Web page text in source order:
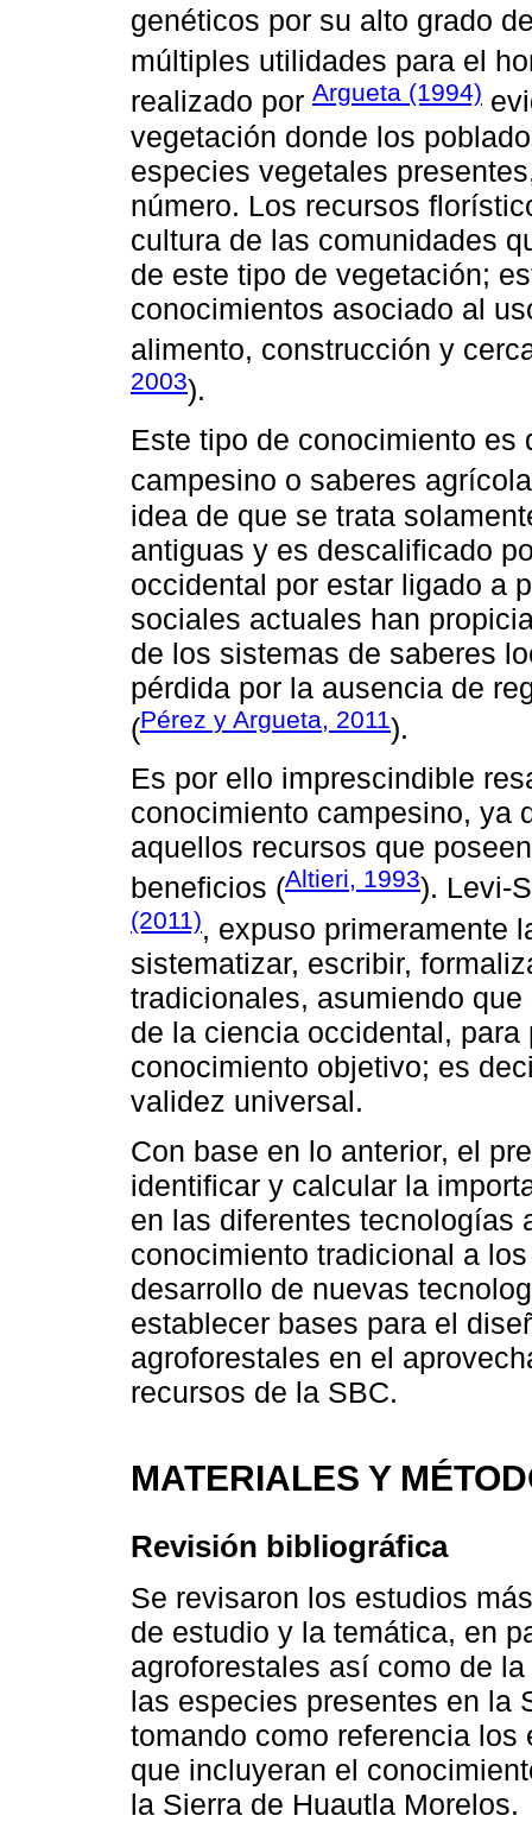
genéticos por su alto grado
múltiples utilidades para el
realizado por Argueta (1994)
vegetación donde los
especies vegetales
número. Los recursos
cultura de las comunidades
de este tipo de vegetación;
conocimientos asociado al
alimento, construcción y
2003).
Este tipo de conocimiento
campesino o saberes
idea de que se trata
antiguas y es descalificado
occidental por estar ligado a
sociales actuales han
de los sistemas de saberes
pérdida por la ausencia de
(Pérez y Argueta, 2011).
Es por ello imprescindible
conocimiento campesino, ya
aquellos recursos que
beneficios (Altieri, 1993). Levi-
(2011), expuso primeramente
sistematizar, escribir,
tradicionales, asumiendo
de la ciencia occidental,
conocimiento objetivo; es
validez universal.
Con base en lo anterior, el
identificar y calcular la
en las diferentes tecnologías
conocimiento tradicional a
desarrollo de nuevas
establecer bases para el
agroforestales en el
recursos de la SBC.
MATERIALES Y
Revisión bibliográfica
Se revisaron los estudios
de estudio y la temática, en
agroforestales así como de
las especies presentes en la
tomando como referencia
que incluyeran el
la Sierra de Huautla Morelos.